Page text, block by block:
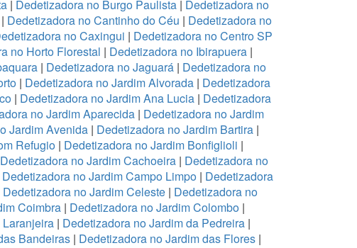
| Dedetizadora no Burgo Paulista| Dedetizadora no
| Dedetizadora no Cantinho do Céu | Dedetizadora no
no Caxingui | Dedetizadora no Centro SP
no Horto Florestal | Dedetizadora no Ibirapuera|
| Dedetizadora no Jaguará | Dedetizadora no
| Dedetizadora no Jardim Alvorada | Dedetizadora
| Dedetizadora no Jardim Ana Lucia | Dedetizadora
no Jardim Aparecida | Dedetizadora no Jardim
Jardim Avenida| Dedetizadora no Jardim Bartira|
Refugio| Dedetizadora no Jardim Bonfiglioli |
Dedetizadora no Jardim Cachoeira| Dedetizadora no
Dedetizadora no Jardim Campo Limpo | Dedetizadora
Dedetizadora no Jardim Celeste| Dedetizadora no
Coimbra| Dedetizadora no Jardim Colombo|
| Dedetizadora no Jardim da Pedreira|
Bandeiras | Dedetizadora no Jardim das Flores |